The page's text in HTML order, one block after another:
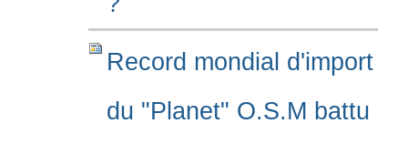
Record mondial d'import
du "Planet" O.S.M battu